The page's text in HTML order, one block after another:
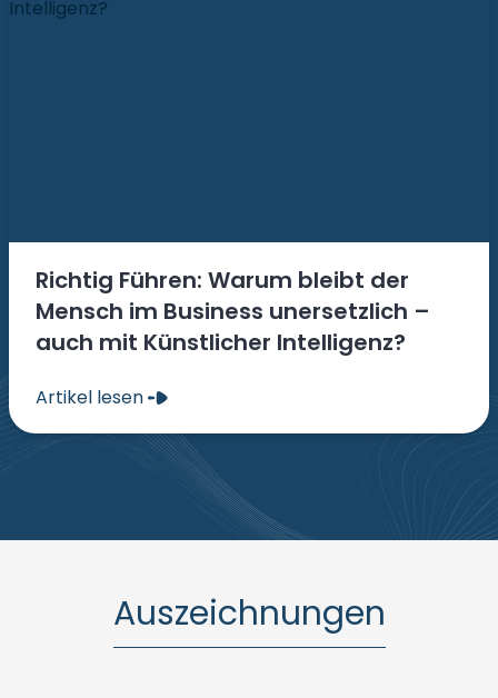
Richtig Führen: Warum bleibt der
Mensch im Business unersetzlich –
auch mit Künstlicher Intelligenz?
Artikel lesen
Auszeichnungen